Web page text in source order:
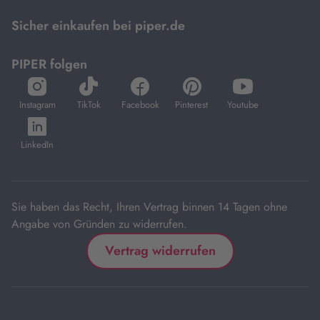
Sicher einkaufen bei piper.de
PIPER folgen
Instagram
öffnet
in
neuem
Tab
TikTok
öffnet
in
Facebook
öffnet
in
Pinterest
öffnet
in
Youtube
öffnet
in
LinkedIn
öffnet
in
Sie haben das Recht, Ihren Vertrag binnen 14 Tagen ohne
Angabe von Gründen zu widerrufen.
Vertrag widerrufen